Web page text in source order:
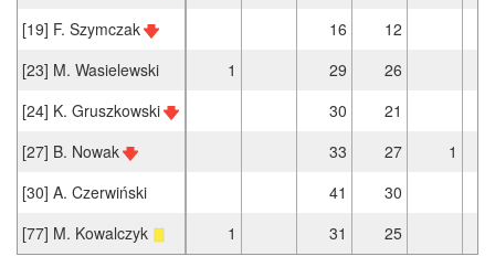
[19] F. Szymczak
16
12
[23] M. Wasielewski
1 29
26
[24] K. Gruszkowski
30
21
[27] B. Nowak
33 27
1
[30] A. Czerwiński
41
30
[77] M. Kowalczyk
1 31 25